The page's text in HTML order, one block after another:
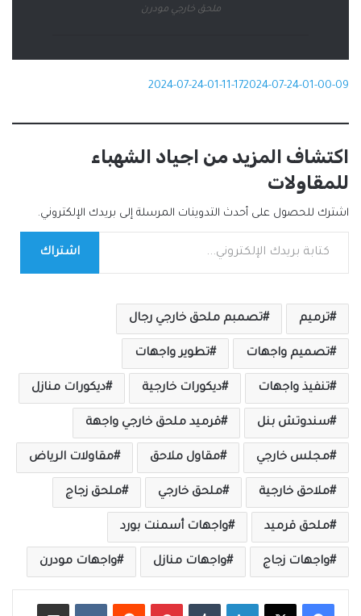
ملحق خارجي مودرن
2024-07-24-01-11-172024-07-24-01-00-09
اكتشاف المزيد من اجياد الشهباء
للمقاولات
اشترك للحصول على أحدث التدوينات المرسلة إلى بريدك الإلكتروني.
كتابة بريدك الإلكتروني...
اشتراك
ترميم تصمبم ملحق خارجي رجال
تصميم واجهات تطوير واجهات
تنفيذ واجهات ديكورات خارجية ديكورات منازل
سندوتش بنل قرميد ملحق خارجي واجهة
مجلس خارجي مقاول ملاحق مقاولات الرياض
ملاحق خارجية ملحق خارجي ملحق زجاج
ملحق قرميد واجهات أسمنت بورد
واجهات زجاج واجهات منازل واجهات مودرن
لينكدإن بينتيريست